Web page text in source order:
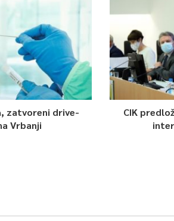
zatvoreni drive-
Vrbanji
CIK